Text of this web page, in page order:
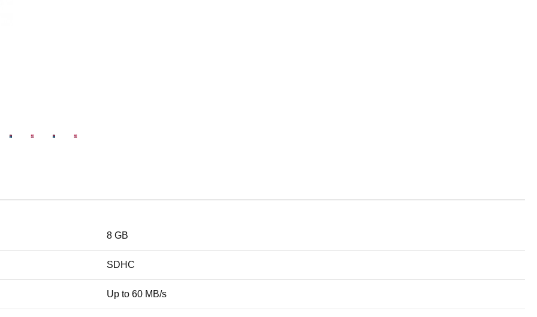
8 GB
SDHC
Up to 60 MB/s